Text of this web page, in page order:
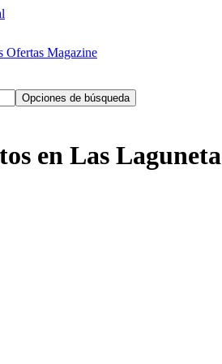
Ofertas Magazine
Opciones de búsqueda
en Las